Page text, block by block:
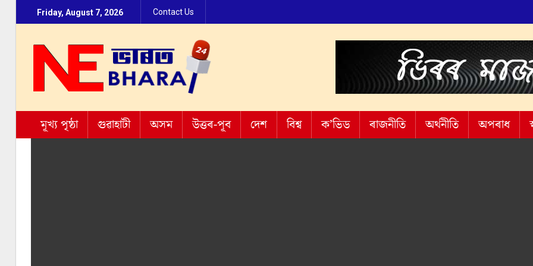
Friday, August 7, 2026 Contact Us
মূখ্য পৃষ্ঠা গুৱাহাটী অসম উত্তৰ-পূব দেশ বিশ্ব ক’ভিড ৰাজনীতি অৰ্থনীতি অপৰাধ